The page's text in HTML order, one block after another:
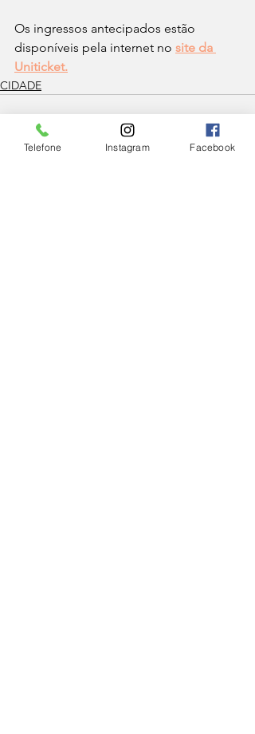
Os ingressos antecipados estão
disponíveis pela internet no site da
Uniticket.
CIDADE
Telefone Instagram Facebook